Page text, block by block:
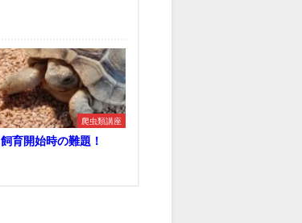
爬虫類講座
飼育開始時の難題！